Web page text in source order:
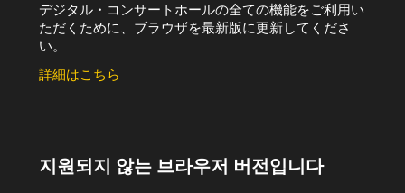
デジタル・コンサートホールの全ての機能をご利用い
ただくために、ブラウザを最新版に更新してくださ
い。
詳細はこちら
지원되지 않는 브라우저 버전입니다